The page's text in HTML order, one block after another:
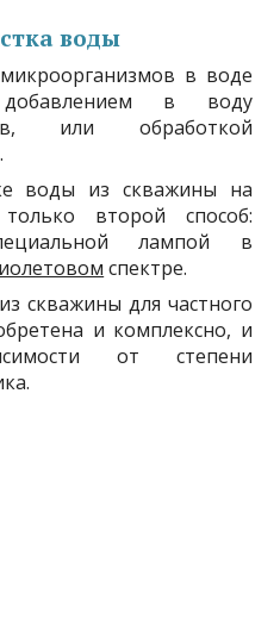
воды
в воде
в воду
или обработкой
воды из скважины на
второй способ:
лампой в
спектре.
скважины для частного
и комплексно, и
от степени